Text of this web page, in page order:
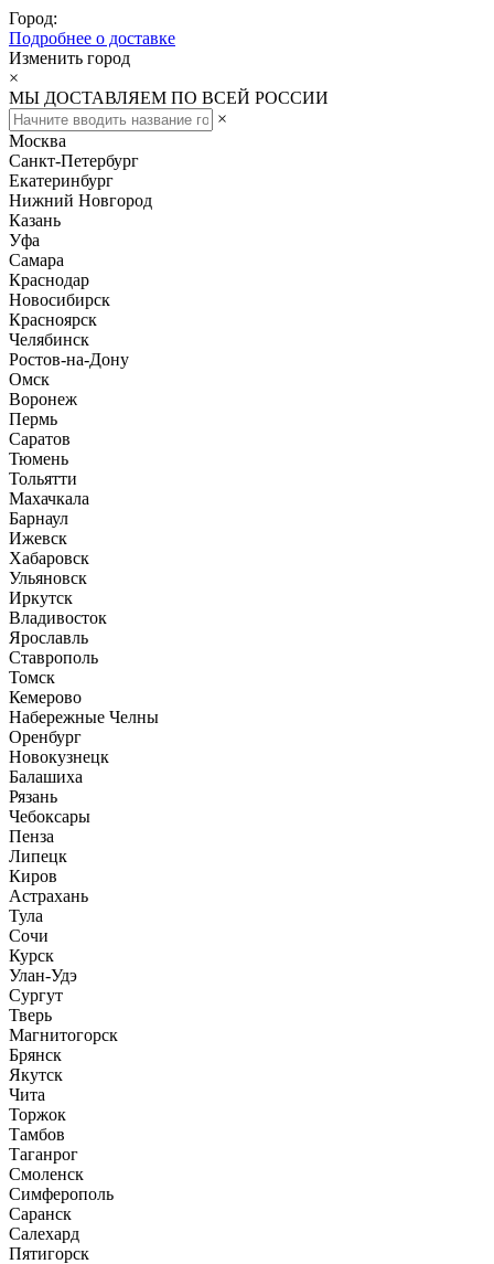
Город:
Подробнее о доставке
Изменить город
×
МЫ ДОСТАВЛЯЕМ ПО ВСЕЙ РОССИИ
×
Москва
Санкт-Петербург
Екатеринбург
Нижний Новгород
Казань
Уфа
Самара
Краснодар
Новосибирск
Красноярск
Челябинск
Ростов-на-Дону
Омск
Воронеж
Пермь
Саратов
Тюмень
Тольятти
Махачкала
Барнаул
Ижевск
Хабаровск
Ульяновск
Иркутск
Владивосток
Ярославль
Ставрополь
Томск
Кемерово
Набережные Челны
Оренбург
Новокузнецк
Балашиха
Рязань
Чебоксары
Пенза
Липецк
Киров
Астрахань
Тула
Сочи
Курск
Улан-Удэ
Сургут
Тверь
Магнитогорск
Брянск
Якутск
Чита
Торжок
Тамбов
Таганрог
Смоленск
Симферополь
Саранск
Салехард
Пятигорск